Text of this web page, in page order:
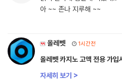
아 ~~ 존나 지루해 ~~
올레벳 1시간전
올레벳 카지노 고액 전용 가
자세히 보기 >